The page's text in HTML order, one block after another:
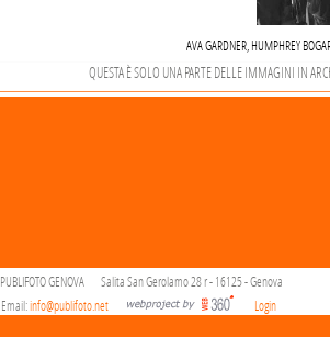
AVA GARDNER, HUMPHREY
QUESTA È SOLO UNA PARTE DELLE IMMAGINI IN
PUBLIFOTO GENOVA
Salita San Gerolamo 28 r - 16125 - Genova
Email:info@publifoto.net Login